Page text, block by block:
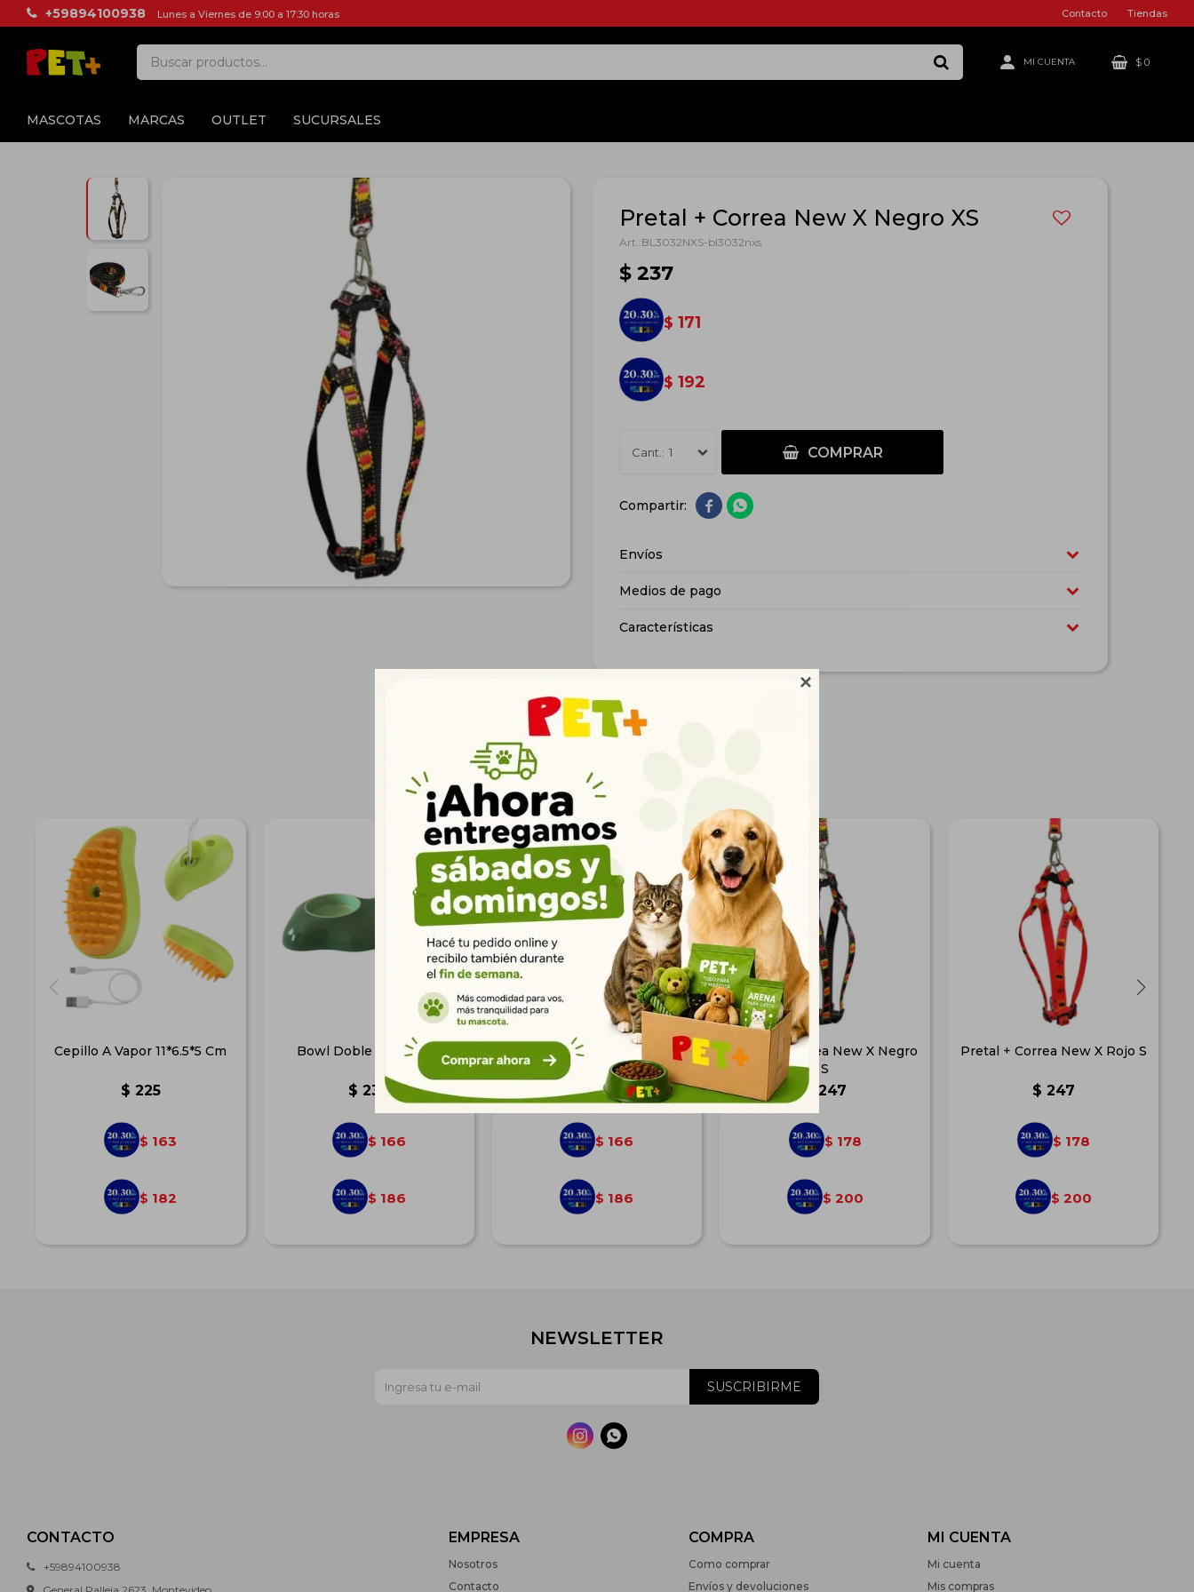

MASCOTAS MARCAS OUTLET SUCURSALES
$ 0
+59894100938 Lunes a Viernes de 9:00 a 17:30 horas Contacto Tiendas
Pretal + Correa New X Negro XS
BL3032NXS-bl3032nxs
$ 237
$ 171
$ 192
1 COMPRAR
 
Envíos
Medios de pago
Características
Productos que te pueden interesar
Cepillo A Vapor 11*6.5*5 Cm
$ 225
$ 163
$ 182
Bowl Doble Egg Verde
$ 230
$ 166
$ 186
Bowl Doble Egg Azul
$ 230
$ 166
$ 186
Pretal + Correa New X Negro
S
$ 247
$ 178
$ 200
Pretal + Correa New X Rojo S
$ 247
$ 178
$ 200
CONTACTO
+59894100938
EMPRESA
Nosotros
Contacto
COMPRA
Como comprar
Envíos y devoluciones
MI CUENTA
Mi cuenta
Mis compras
NEWSLETTER
SUSCRIBIRME
 